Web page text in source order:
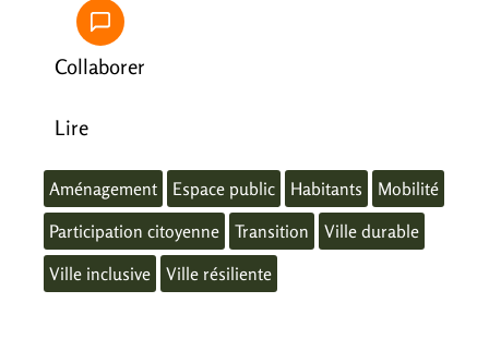
Collaborer
Lire
Aménagement Espace public Habitants
Mobilité
Participation citoyenne
Transition
Ville durable
Ville inclusive
Ville résiliente